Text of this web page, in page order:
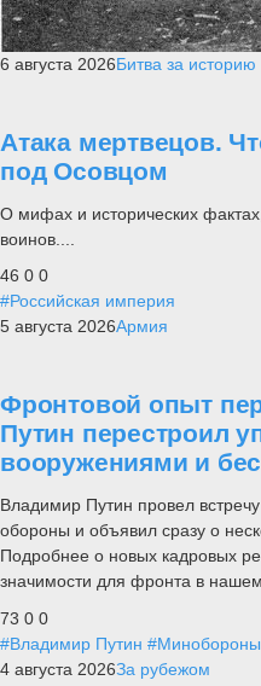
6 августа 2026Битва за историю
Атака мертвецов.
под Осовцом
О мифах и исторических
воинов....
46 0 0
#Российская империя
5 августа 2026Армия
Фронтовой опыт
Путин перестроил
вооружениями и
Владимир Путин провел
обороны и объявил сразу о
Подробнее о новых кадровых
значимости для фронта в
73 0 0
#Владимир Путин
4 августа 2026За рубежом